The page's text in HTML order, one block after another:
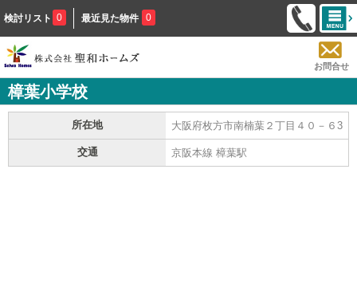
検討リスト 0 最近見た物件 0
お問合せ
樟葉小学校
所在地 大阪府枚方市南楠葉２丁目４０－６3
交通 京阪本線 樟葉駅